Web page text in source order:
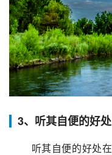
3、听其自便的好处